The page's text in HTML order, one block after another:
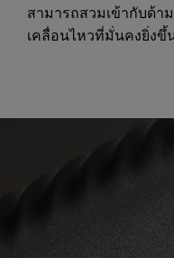
สามารถสวมเข้ากับด้า
เคลื่อนไหวที่มั่นคงยิ่งขึ้